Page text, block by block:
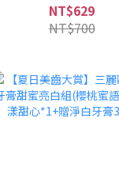
NT$629
NT$700